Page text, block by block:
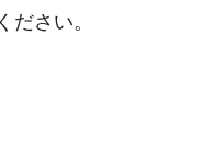
ださい。